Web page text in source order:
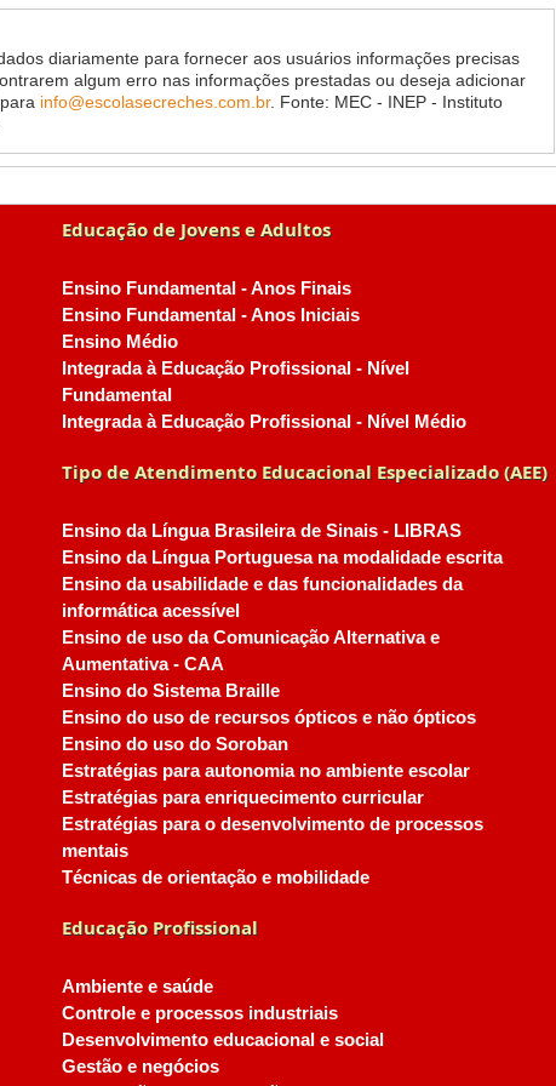
diariamente para fornecer aos usuários informações precisas
algum erro nas informações prestadas ou deseja adicionar
info@escolasecreches.com.br. Fonte: MEC - INEP - Instituto
Educação de Jovens e Adultos
Ensino Fundamental - Anos Finais
Ensino Fundamental - Anos Iniciais
Ensino Médio
Integrada à Educação Profissional - Nível
Fundamental
Integrada à Educação Profissional - Nível Médio
Tipo de Atendimento Educacional Especializado (AEE)
Ensino da Língua Brasileira de Sinais - LIBRAS
Ensino da Língua Portuguesa na modalidade escrita
Ensino da usabilidade e das funcionalidades da
informática acessível
Ensino de uso da Comunicação Alternativa e
Aumentativa - CAA
Ensino do Sistema Braille
Ensino do uso de recursos ópticos e não ópticos
Ensino do uso do Soroban
Estratégias para autonomia no ambiente escolar
Estratégias para enriquecimento curricular
Estratégias para o desenvolvimento de processos
mentais
Técnicas de orientação e mobilidade
Educação Profissional
Ambiente e saúde
Controle e processos industriais
Desenvolvimento educacional e social
Gestão e negócios